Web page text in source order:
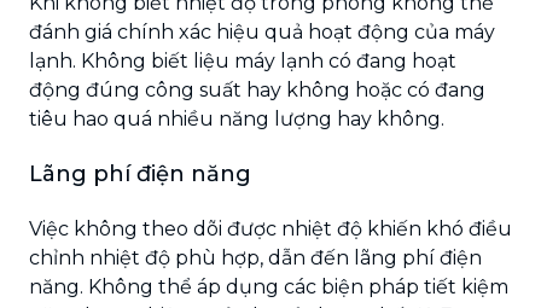
đánh giá chính xác hiệu quả hoạt động của máy
lạnh. Không biết liệu máy lạnh có đang hoạt
động đúng công suất hay không hoặc có đang
tiêu hao quá nhiều năng lượng hay không.
Lãng phí điện năng
Việc không theo dõi được nhiệt độ khiến khó điều
chỉnh nhiệt độ phù hợp, dẫn đến lãng phí điện
năng. Không thể áp dụng các biện pháp tiết kiệm